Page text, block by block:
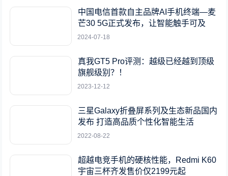
中国电信首款自主品牌AI手机终端—麦
芒30 5G正式发布，让智能触手可及
2024-07-18
真我GT5 Pro评测：越级已经越到顶级
旗舰级别？！
2023-12-12
三星Galaxy折叠屏系列及生态新品国内
发布 打造高品质个性化智能生活
2022-08-22
超越电竞手机的硬核性能，Redmi K60
宇宙三杯齐发售价仅2199元起